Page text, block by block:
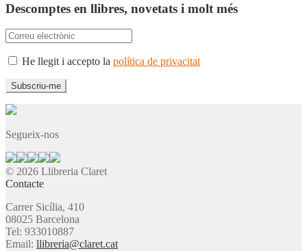
Descomptes en llibres, novetats i molt més
He llegit i accepto la política de privacitat
Segueix-nos
© 2026 Llibreria Claret
Contacte
Carrer Sicília, 410
08025 Barcelona
Tel: 933010887
Email: llibreria@claret.cat